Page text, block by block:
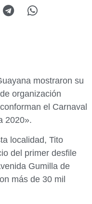
mostraron su
organización
el Carnaval
2020».
localidad, Tito
del primer desfile
Gumilla de
más de 30 mil